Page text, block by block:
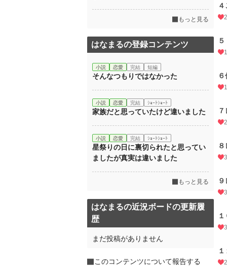
もっと見る
はなまるの登録コンテンツ
小説 恋愛 完結 短編
そんなつもりではなかった
小説 恋愛 完結 ｼｮｰﾄｼｮｰﾄ
家族だと思っていたけど違いました
小説 恋愛 完結 ｼｮｰﾄｼｮｰﾄ
星祭りの日に裏切られたと思ってい
ましたが真実は違いました
もっと見る
はなまるの近況ボードの更新履
歴
まだ投稿がありません
このコンテンツについて報告する